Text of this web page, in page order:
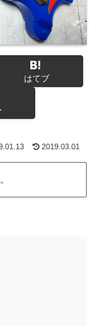
はてブ
2019.03.01